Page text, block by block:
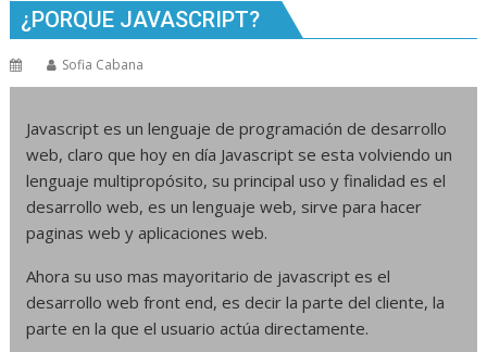
¿PORQUE JAVASCRIPT?
Sofia Cabana
Javascript es un lenguaje de programación de desarrollo
web, claro que hoy en día Javascript se esta volviendo un
lenguaje multipropósito, su principal uso y finalidad es el
desarrollo web, es un lenguaje web, sirve para hacer
paginas web y aplicaciones web.
Ahora su uso mas mayoritario de javascript es el
desarrollo web front end, es decir la parte del cliente, la
parte en la que el usuario actúa directamente.